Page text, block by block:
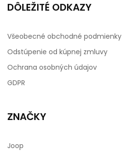
DÔLEŽITÉ ODKAZY
Všeobecné obchodné podmienky
Odstúpenie od kúpnej zmluvy
Ochrana osobných údajov
GDPR
ZNAČKY
Joop